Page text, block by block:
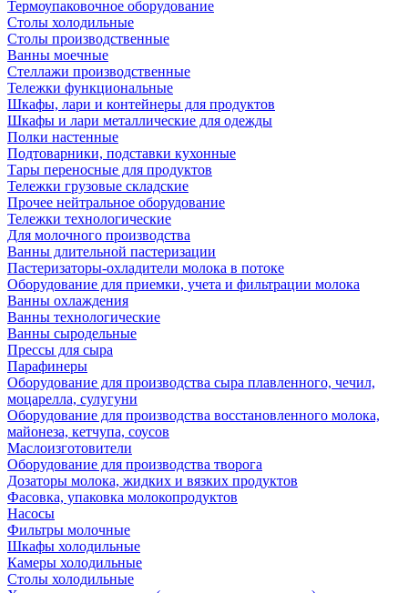
Термоупаковочное оборудование
Столы холодильные
Столы производственные
Ванны моечные
Стеллажи производственные
Тележки функциональные
Шкафы, лари и контейнеры для продуктов
Шкафы и лари металлические для одежды
Полки настенные
Подтоварники, подставки кухонные
Тары переносные для продуктов
Тележки грузовые складские
Прочее нейтральное оборудование
Тележки технологические
Для молочного производства
Ванны длительной пастеризации
Пастеризаторы-охладители молока в потоке
Оборудование для приемки, учета и фильтрации молока
Ванны охлаждения
Ванны технологические
Ванны сыродельные
Прессы для сыра
Парафинеры
Оборудование для производства сыра плавленного, чечил,
моцарелла, сулугуни
Оборудование для производства восстановленного молока,
майонеза, кетчупа, соусов
Маслоизготовители
Оборудование для производства творога
Дозаторы молока, жидких и вязких продуктов
Фасовка, упаковка молокопродуктов
Насосы
Фильтры молочные
Шкафы холодильные
Камеры холодильные
Столы холодильные